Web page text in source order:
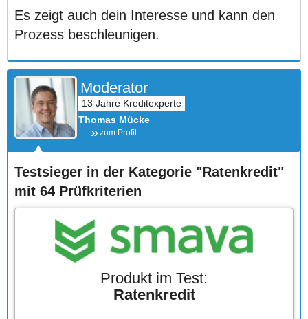
Es zeigt auch dein Interesse und kann den
Prozess beschleunigen.
Moderator
Thomas Mücke
zum Profil
Testsieger in der Kategorie "Ratenkredit"
mit 64 Prüfkriterien
Produkt im Test:
Ratenkredit